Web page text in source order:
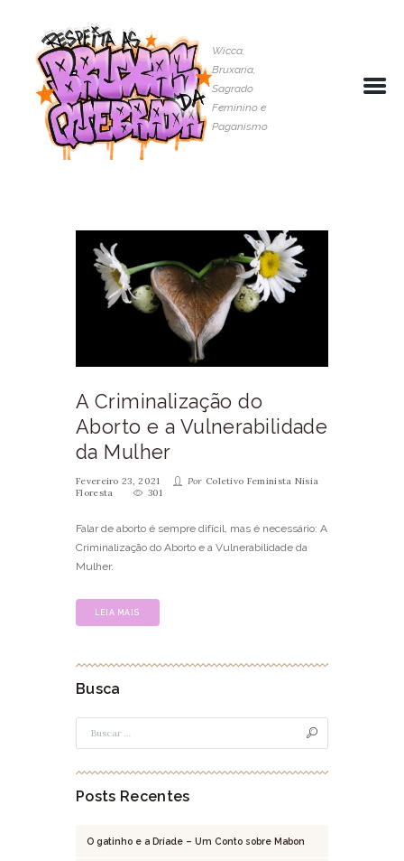
Wicca,
Bruxaria,
Sagrado
Feminino e
Paganismo
A Criminalização do
Aborto e a Vulnerabilidade
da Mulher
Fevereiro 23, 2021 Por Coletivo Feminista Nisia
Floresta
301
Falar de aborto é sempre difícil, mas é necessário: A
Criminalização do Aborto e a Vulnerabilidade da
Mulher.
LEIA MAIS
Busca
Posts Recentes
O gatinho e a Dríade – Um Conto sobre Mabon